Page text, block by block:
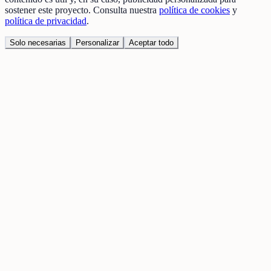
sostener este proyecto. Consulta nuestra política de cookies y
política de privacidad.
Solo necesarias Personalizar Aceptar todo